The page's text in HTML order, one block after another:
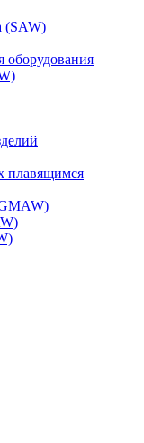
(SAW)
оборудования
плавящимся